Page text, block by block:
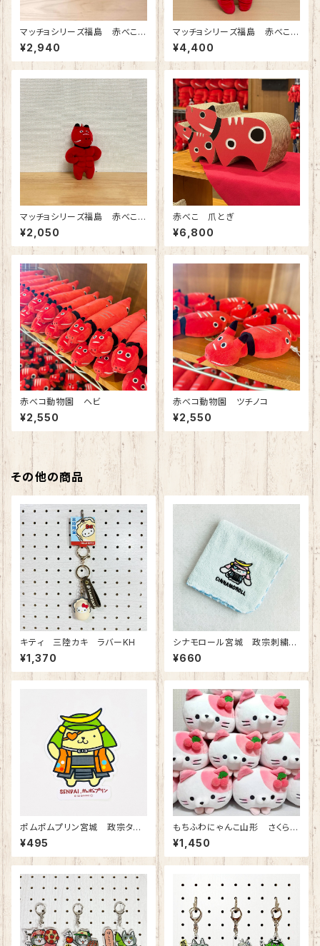
マッチョシリーズ福島 赤べこぬ
いぐるみS
¥2,940
マッチョシリーズ福島 赤べこぬ
いぐるみ
¥4,400
マッチョシリーズ福島 赤べこボ
ールチェーンマスコット
¥2,050
赤べこ 爪とぎ
¥6,800
赤べコ動物園 ヘビ
¥2,550
赤べコ動物園 ツチノコ
¥2,550
その他の商品
キティ 三陸カキ ラバーKH
¥1,370
シナモロール宮城 政宗刺繍タ
オル
¥660
ポムポムプリン宮城 政宗タフ
ステッカー
¥495
もちふわにゃんこ山形 さくらん
ぼ ぬいぐるみ
¥1,450